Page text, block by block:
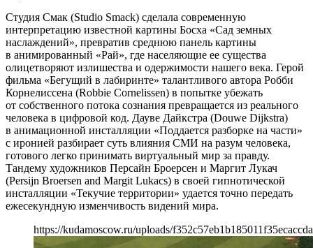
Студия Смак (Studio Smack) сделала современную
интерпретацию известной картины Босха «Сад земных
наслаждений», превратив среднюю панель картины
в анимированный «Рай», где населяющие ее существа
олицетворяют излишества и одержимости нашего века. Герой
фильма «Бегущий в лабиринте» талантливого автора Робби
Корнелиссена (Robbie Cornelissen) в попытке убежать
от собственного потока сознания превращается из реального
человека в цифровой код. Дауве Дайкстра (Douwe Dijkstra)
в анимационной инсталляции «Поддается разборке на части»
с иронией разбирает суть влияния СМИ на разум человека,
готового легко принимать виртуальный мир за правду.
Тандему художников Персайн Броерсен и Маргит Лукач
(Persijn Broersen and Margit Lukacs) в своей гипнотической
инсталляции «Текучие территории» удается точно передать
ежесекундную изменчивость видений мира.
https://kudamoscow.ru/uploads/